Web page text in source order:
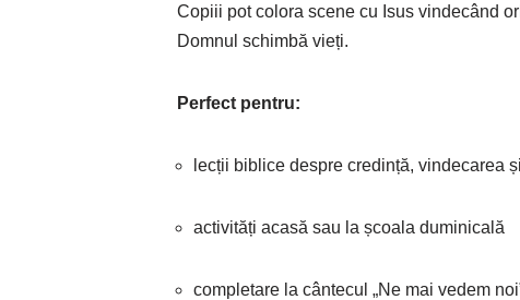
Copiii pot colora scene cu Isus vindecând
Domnul schimbă vieți.
Perfect pentru:
lecții biblice despre credință, vindecarea
activități acasă sau la școala duminicală
completare la cântecul „Ne mai vedem